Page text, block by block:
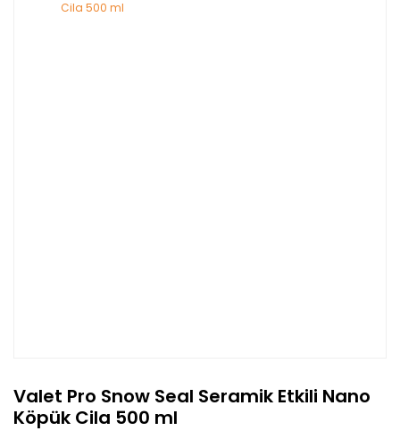
Valet Pro Snow Seal Seramik Etkili Nano
Köpük Cila 500 ml